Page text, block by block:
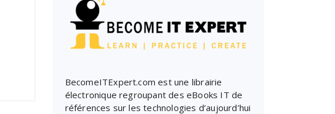
BecomeITExpert.com est une librairie
électronique regroupant des eBooks IT de
références sur les technologies d’aujourd’hui